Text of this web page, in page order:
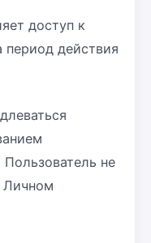
доступ к
период действия
не
Личном